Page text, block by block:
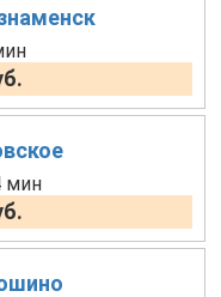
мин